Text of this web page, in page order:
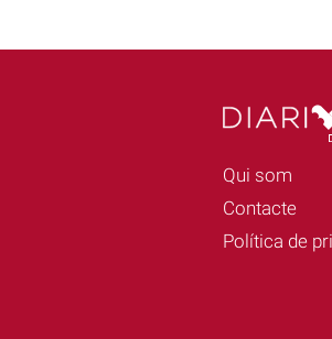
Qui som
Contacte
Política de